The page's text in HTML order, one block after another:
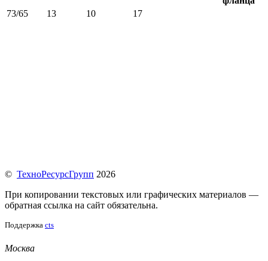
73/65 13 10 17
© ТехноРесурсГрупп 2026
При копировании текстовых или графических материалов —
обратная ссылка на сайт обязательна.
Поддержка cts
Москва